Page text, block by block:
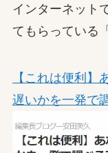
インターネット
てもらっている
【これは便利】
遅いかを一発で